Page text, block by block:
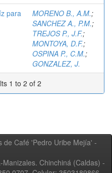
para
MORENO B., A.M.;
SANCHEZ A., P.M.;
TREJOS P., J.F.;
MONTOYA, D.F.;
OSPINA P., C.M.;
GONZALEZ, J.
1 to 2 of 2
de Café 'Pedro Uribe Mejía' -
Chinchiná (Caldas) -